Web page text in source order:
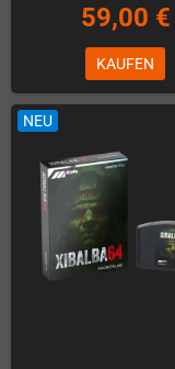
59,00 €
KAUFEN
NEU